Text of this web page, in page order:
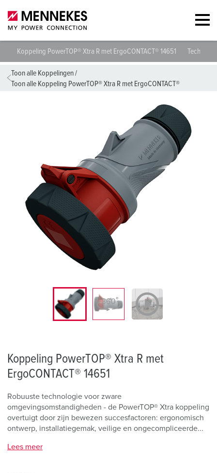
Koppeling PowerTOP® Xtra R met ErgoCONTACT® 14651
Toon alle Koppelingen/
Toon alle Koppeling PowerTOP® Xtra R met ErgoCONTACT®
Koppeling PowerTOP® Xtra R met
ErgoCONTACT® 14651
Robuuste technologie voor zware
omgevingsomstandigheden - de PowerTOP® Xtra koppeling
overtuigt door zijn bewezen succesfactoren: ergonomisch
ontwerp, installatiegemak, veilige en ongecompliceerde...
Lees meer